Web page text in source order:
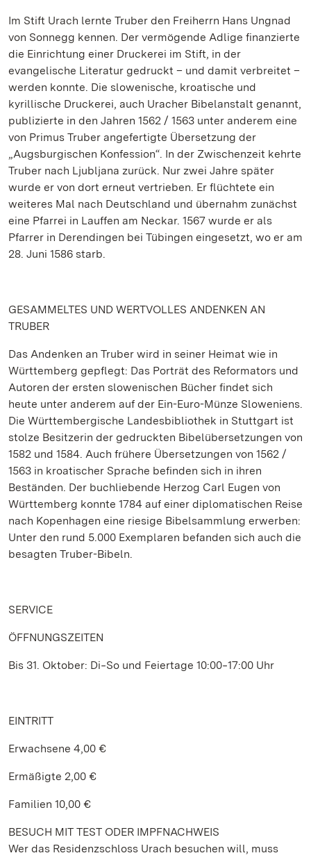
Im Stift Urach lernte Truber den Freiherrn Hans Ungnad
von Sonnegg kennen. Der vermögende Adlige finanzierte
die Einrichtung einer Druckerei im Stift, in der
evangelische Literatur gedruckt – und damit verbreitet –
werden konnte. Die slowenische, kroatische und
kyrillische Druckerei, auch Uracher Bibelanstalt genannt,
publizierte in den Jahren 1562 / 1563 unter anderem eine
von Primus Truber angefertigte Übersetzung der
„Augsburgischen Konfession“. In der Zwischenzeit kehrte
Truber nach Ljubljana zurück. Nur zwei Jahre später
wurde er von dort erneut vertrieben. Er flüchtete ein
weiteres Mal nach Deutschland und übernahm zunächst
eine Pfarrei in Lauffen am Neckar. 1567 wurde er als
Pfarrer in Derendingen bei Tübingen eingesetzt, wo er am
28. Juni 1586 starb.
GESAMMELTES UND WERTVOLLES ANDENKEN AN
TRUBER
Das Andenken an Truber wird in seiner Heimat wie in
Württemberg gepflegt: Das Porträt des Reformators und
Autoren der ersten slowenischen Bücher findet sich
heute unter anderem auf der Ein-Euro-Münze Sloweniens.
Die Württembergische Landesbibliothek in Stuttgart ist
stolze Besitzerin der gedruckten Bibelübersetzungen von
1582 und 1584. Auch frühere Übersetzungen von 1562 /
1563 in kroatischer Sprache befinden sich in ihren
Beständen. Der buchliebende Herzog Carl Eugen von
Württemberg konnte 1784 auf einer diplomatischen Reise
nach Kopenhagen eine riesige Bibelsammlung erwerben:
Unter den rund 5.000 Exemplaren befanden sich auch die
besagten Truber-Bibeln.
SERVICE
ÖFFNUNGSZEITEN
Bis 31. Oktober: Di‒So und Feiertage 10:00‒17:00 Uhr
EINTRITT
Erwachsene 4,00 €
Ermäßigte 2,00 €
Familien 10,00 €
BESUCH MIT TEST ODER IMPFNACHWEIS
Wer das Residenzschloss Urach besuchen will, muss